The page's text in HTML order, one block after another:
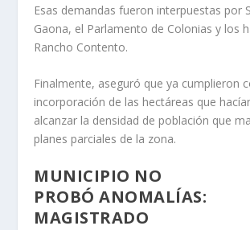
Esas demandas fueron interpuestas por
Gaona, el Parlamento de Colonias y los
Rancho Contento.
Finalmente, aseguró que ya cumplieron
incorporación de las hectáreas que
alcanzar la densidad de población que
planes parciales de la zona.
MUNICIPIO NO
PROBÓ ANOMALÍAS:
MAGISTRADO